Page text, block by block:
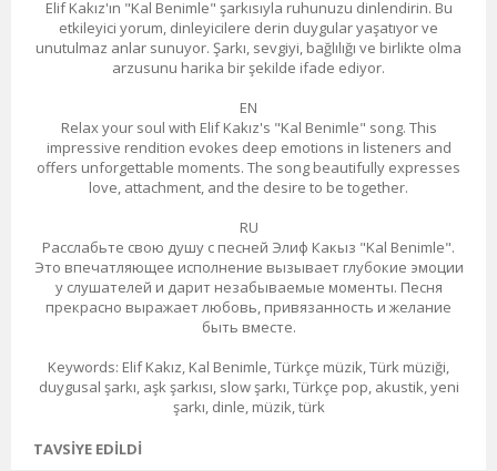
Elif Kakız'ın "Kal Benimle" şarkısıyla ruhunuzu dinlendirin. Bu
etkileyici yorum, dinleyicilere derin duygular yaşatıyor ve
unutulmaz anlar sunuyor. Şarkı, sevgiyi, bağlılığı ve birlikte olma
arzusunu harika bir şekilde ifade ediyor.
EN
Relax your soul with Elif Kakız's "Kal Benimle" song. This
impressive rendition evokes deep emotions in listeners and
offers unforgettable moments. The song beautifully expresses
love, attachment, and the desire to be together.
RU
Расслабьте свою душу с песней Элиф Какыз "Kal Benimle".
Это впечатляющее исполнение вызывает глубокие эмоции
у слушателей и дарит незабываемые моменты. Песня
прекрасно выражает любовь, привязанность и желание
быть вместе.
Keywords: Elif Kakız, Kal Benimle, Türkçe müzik, Türk müziği,
duygusal şarkı, aşk şarkısı, slow şarkı, Türkçe pop, akustik, yeni
şarkı, dinle, müzik, türk
TAVSIYE EDILDI